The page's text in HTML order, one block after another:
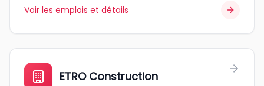
Voir les emplois et détails
ETRO Construction